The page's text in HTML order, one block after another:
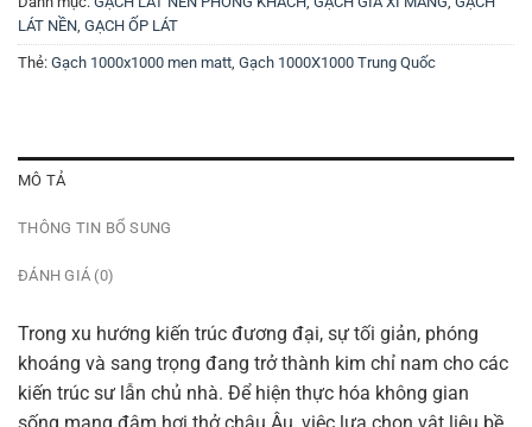
LÁT NỀN, GẠCH ỐP LÁT
Thẻ: Gạch 1000x1000 men matt, Gạch 1000X1000 Trung Quốc
MÔ TẢ
THÔNG TIN BỔ SUNG
ĐÁNH GIÁ (0)
Trong xu hướng kiến trúc đương đại, sự tối giản, phóng
khoáng và sang trọng đang trở thành kim chỉ nam cho các
kiến trúc sư lẫn chủ nhà. Để hiện thực hóa không gian